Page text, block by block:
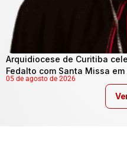
Arquidiocese de Curitiba
Fedalto com Santa Missa
05 de agosto de 2026